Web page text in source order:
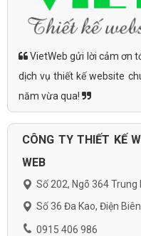
VietWeb gửi lời cảm ơn
dịch vụ thiết kế website
năm vừa qua!
CÔNG TY THIẾT KẾ
WEB
Số 202, Ngõ 364 Trung
Số 36 Đa Kao, Điện
0915 406 986